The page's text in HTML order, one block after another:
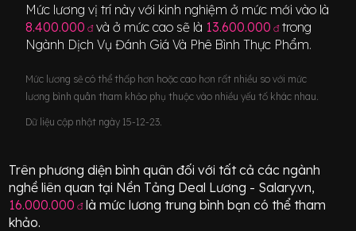
Mức lương vị trí này với kinh nghiệm ở mức mới vào là
8.400.000 đ và ở mức cao sẽ là 13.600.000 đ trong
Ngành Dịch Vụ Đánh Giá Và Phê Bình Thực Phẩm.
Mức lương sẽ có thể thấp hơn hoặc cao hơn rất nhiều so với mức
lương bình quân tham khảo phụ thuộc vào nhiều yếu tố khác nhau.
Dữ liệu cập nhật ngày 15-12-23.
Trên phương diện bình quân đối với tất cả các ngành
nghề liên quan tại Nền Tảng Deal Lương - Salary.vn,
16.000.000 đlà mức lương trung bình bạn có thể tham
khảo.